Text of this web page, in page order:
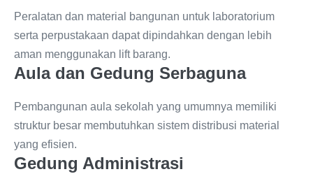
Peralatan dan material bangunan untuk laboratorium
serta perpustakaan dapat dipindahkan dengan lebih
aman menggunakan lift barang.
Aula dan Gedung Serbaguna
Pembangunan aula sekolah yang umumnya memiliki
struktur besar membutuhkan sistem distribusi material
yang efisien.
Gedung Administrasi